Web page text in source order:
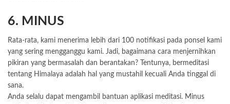
6. MINUS
Rata-rata, kami menerima lebih dari 100 notifikasi pada ponsel kami
yang sering mengganggu kami. Jadi, bagaimana cara menjernihkan
pikiran yang bermasalah dan berantakan? Tentunya, bermeditasi
tentang Himalaya adalah hal yang mustahil kecuali Anda tinggal di
sana.
Anda selalu dapat mengambil bantuan aplikasi meditasi. Minus